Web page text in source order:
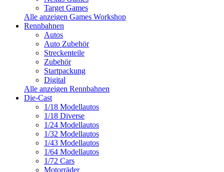
Target Games
Alle anzeigen Games Workshop
Rennbahnen
Autos
Auto Zubehör
Streckenteile
Zubehör
Startpackung
Digital
Alle anzeigen Rennbahnen
Die-Cast
1/18 Modellautos
1/18 Diverse
1/24 Modellautos
1/32 Modellautos
1/43 Modellautos
1/64 Modellautos
1/72 Cars
Motorräder